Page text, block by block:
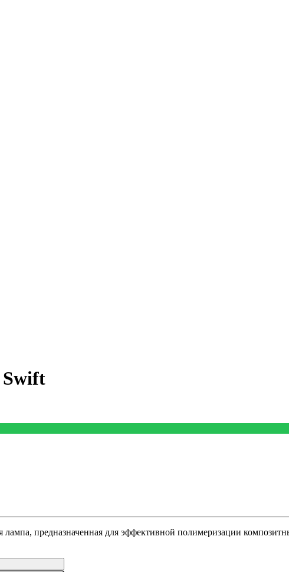
Swift
предназначенная для эффективной полимеризации